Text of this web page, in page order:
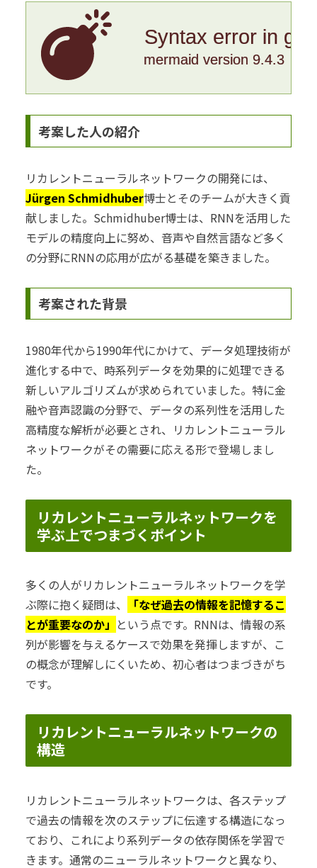
Syntax error in
mermaid version 9.4.3
考案した人の紹介
リカレントニューラルネットワークの開発には、
Jürgen Schmidhuber博士とそのチームが大きく貢
献しました。Schmidhuber博士は、RNNを活用した
モデルの精度向上に努め、音声や自然言語など多く
の分野にRNNの応用が広がる基礎を築きました。
考案された背景
1980年代から1990年代にかけて、データ処理技術が
進化する中で、時系列データを効果的に処理できる
新しいアルゴリズムが求められていました。特に金
融や音声認識の分野で、データの系列性を活用した
高精度な解析が必要とされ、リカレントニューラル
ネットワークがその需要に応える形で登場しまし
た。
リカレントニューラルネットワークを
学ぶ上でつまづくポイント
多くの人がリカレントニューラルネットワークを学
ぶ際に抱く疑問は、
「なぜ過去の情報を記憶するこ
とが重要なのか」 という点です。RNNは、情報の系
列が影響を与えるケースで効果を発揮しますが、こ
の概念が理解しにくいため、初心者はつまづきがち
です。
リカレントニューラルネットワークの
構造
リカレントニューラルネットワークは、各ステップ
で過去の情報を次のステップに伝達する構造になっ
ており、これにより系列データの依存関係を学習で
きます。通常のニューラルネットワークと異なり、